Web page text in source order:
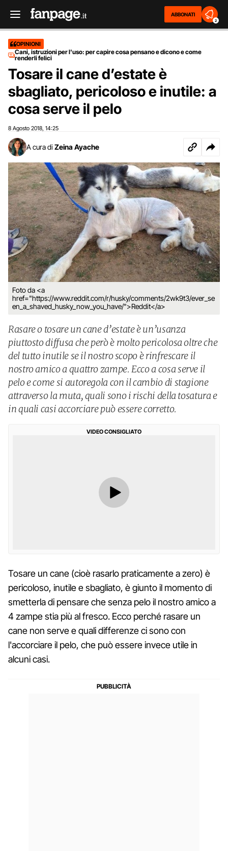
ABBONATI
2
OPINIONI
Cani, istruzioni per l'uso: per capire cosa pensano e dicono e come
renderli felici
Tosare il cane d’estate è
sbagliato, pericoloso e inutile: a
cosa serve il pelo
8 Agosto 2018 14:25
A cura di Zeina Ayache
Foto da <a
href="https://www.reddit.com/r/husky/comments/2wk9t3/ever_se
en_a_shaved_husky_now_you_have/">Reddit</a>
Rasare o tosare un cane d’estate è un’usanza
piuttosto diffusa che però è molto pericolosa oltre che
del tutto inutile se il nostro scopo è rinfrescare il
nostro amico a quattro zampe. Ecco a cosa serve il
pelo e come si autoregola con il cambio di stagione
attraverso la muta, quali sono i rischi della tosatura e
in quali casi accorciare può essere corretto.
VIDEO CONSIGLIATO
Tosare un cane (cioè rasarlo praticamente a zero) è
pericoloso, inutile e sbagliato, è giunto il momento di
smetterla di pensare che senza pelo il nostro amico a
4 zampe stia più al fresco. Ecco perché rasare un
cane non serve e quali differenze ci sono con
l'accorciare il pelo, che può essere invece utile in
alcuni casi.